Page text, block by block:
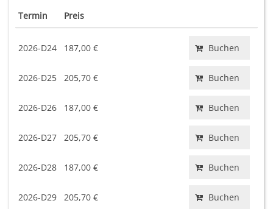
Termin Preis
2026-D24 187,00 € Buchen
2026-D25 205,70 € Buchen
2026-D26 187,00 € Buchen
2026-D27 205,70 € Buchen
2026-D28 187,00 € Buchen
2026-D29 205,70 € Buchen